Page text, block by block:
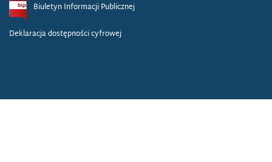
SZTUCZNA INTELIGENCJA
Biuletyn Informacji Publicznej
Deklaracja dostępności cyfrowej